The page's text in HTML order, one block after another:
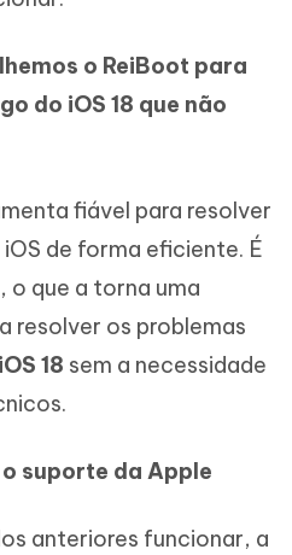
o ReiBoot para
do iOS 18 que não
fiável para resolver
de forma eficiente. É
o que a torna uma
resolver os problemas
18 sem a necessidade
suporte da Apple
anteriores funcionar, a